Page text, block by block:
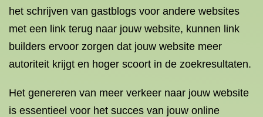
het schrijven van gastblogs voor andere websites
met een link terug naar jouw website, kunnen link
builders ervoor zorgen dat jouw website meer
autoriteit krijgt en hoger scoort in de zoekresultaten.
Het genereren van meer verkeer naar jouw website
is essentieel voor het succes van jouw online